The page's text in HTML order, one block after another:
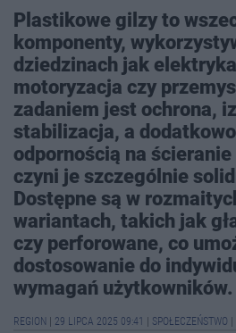
Plastikowe gilzy to
komponenty,
dziedzinach jak
motoryzacja czy
zadaniem jest ochrona,
stabilizacja, a
odpornością na
czyni je szczególnie
Dostępne są w
wariantach, takich jak
czy perforowane, co
dostosowanie do
wymagań użytkowników.
REGION 29 LIPCA 2025 09:41 SPOŁECZEŃSTWO